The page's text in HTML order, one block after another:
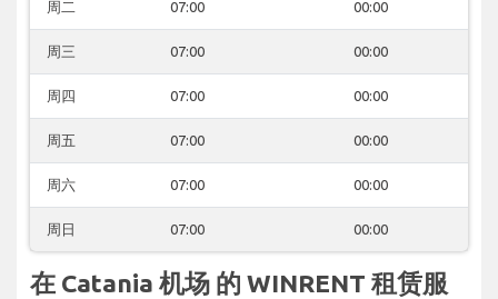
周二 07:00 00:00
周三 07:00 00:00
周四 07:00 00:00
周五 07:00 00:00
周六 07:00 00:00
周日 07:00 00:00
在 Catania 机场 的 WINRENT 租赁服